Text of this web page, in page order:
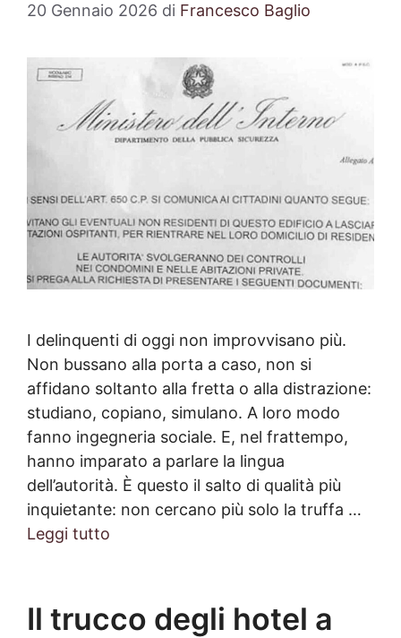
20 Gennaio 2026 di Francesco Baglio
I delinquenti di oggi non improvvisano più.
Non bussano alla porta a caso, non si
affidano soltanto alla fretta o alla distrazione:
studiano, copiano, simulano. A loro modo
fanno ingegneria sociale. E, nel frattempo,
hanno imparato a parlare la lingua
dell’autorità. È questo il salto di qualità più
inquietante: non cercano più solo la truffa …
Leggi tutto
Il trucco degli hotel a